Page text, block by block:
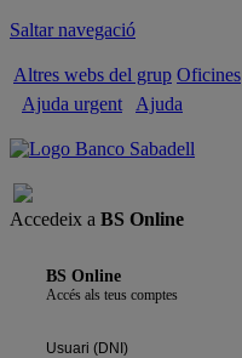
Saltar navegació
Altres webs del grup Oficines
Ajuda urgent
Ajuda
Accedeix a BS Online
BS Online
Accés als teus comptes
Usuari (DNI)